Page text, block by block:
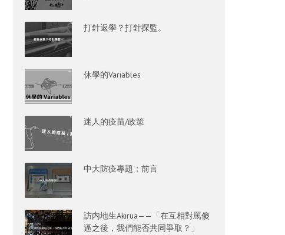
打針返學？打針探監。
休學的Variables
迷人的疫苗/政策
中大防疫專題：前言
訪内地生Akirua——「在互相對罵傻
逼之後，我們能否共同爭取？」